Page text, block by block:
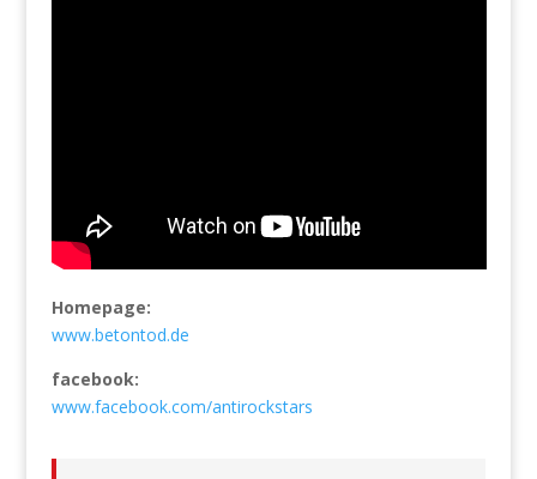
Homepage:
www.betontod.de
facebook:
www.facebook.com/antirockstars